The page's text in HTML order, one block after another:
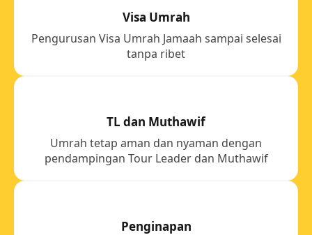
Visa Umrah
Pengurusan Visa Umrah Jamaah sampai selesai
tanpa ribet
TL dan Muthawif
Umrah tetap aman dan nyaman dengan
pendampingan Tour Leader dan Muthawif
Penginapan